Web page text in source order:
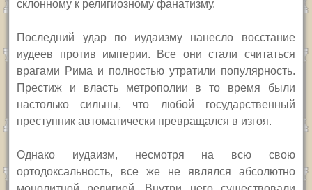
склонному к религиозному фанатизму.
Последний удар по иудаизму нанесло восстание
иудеев против империи. Все они стали считаться
врагами Рима и полностью утратили популярность.
Престиж и власть метрополии в то время были
настолько сильны, что любой государственный
преступник автоматически превращался в изгоя.
Однако иудаизм, несмотря на всю свою
ортодоксальность, все же не являлся абсолютно